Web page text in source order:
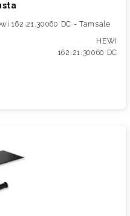
162.21.30060 DC - Tamsale
HEWI
162.21.30060 DC